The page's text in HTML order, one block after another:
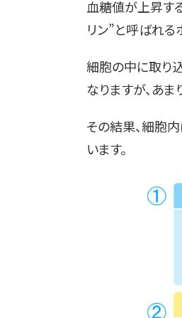
血糖値が上昇す
リン”と呼ばれる
細胞の中に取り
なりますが、あ
その結果、細胞
います。